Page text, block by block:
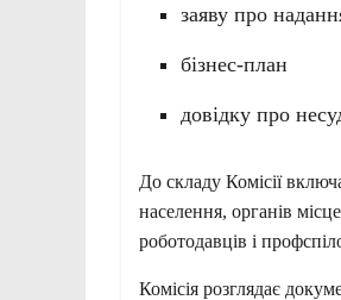
заяву про
бізнес-план
довідку про
До складу Комісії
населення, органів
роботодавців і
Комісія розглядає